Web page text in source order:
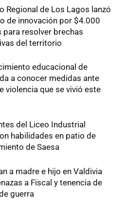
Regional de Los Lagos lanzó
de innovación por $4.000
para resolver brechas
del territorio
educacional de
a conocer medidas ante
violencia que se vivió este
del Liceo Industrial
habilidades en patio de
de Saesa
a madre e hijo en Valdivia
a Fiscal y tenencia de
guerra